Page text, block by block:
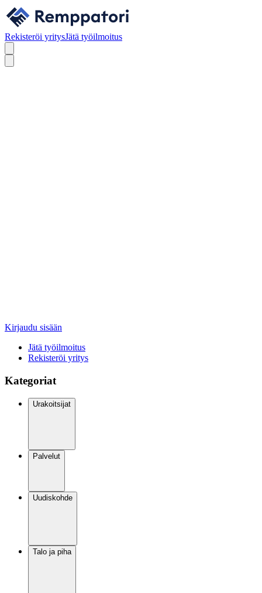
Rekisteröi yritysJätä työilmoitus
Kirjaudu sisään
Jätä työilmoitus
Rekisteröi yritys
Kategoriat
Urakoitsijat
Palvelut
Uudiskohde
Talo ja piha